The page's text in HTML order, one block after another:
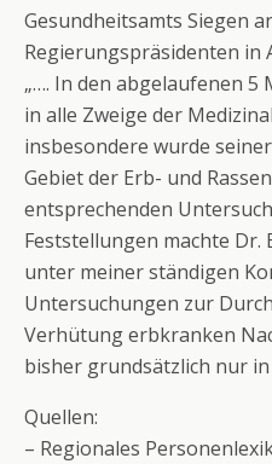
Gesundheitsamts Siegen
Regierungspräsidenten in
„…. In den abgelaufenen 5
in alle Zweige der
insbesondere wurde
Gebiet der Erb- und
entsprechenden
Feststellungen machte
unter meiner ständigen
Untersuchungen zur
Verhütung erbkranken
bisher grundsätzlich nur in
Quellen:
– Regionales